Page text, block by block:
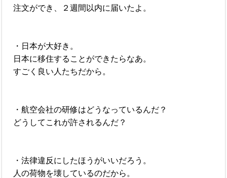
注文ができ、２週間以内に届いたよ。
・日本が大好き。
日本に移住することができたらなあ。
すごく良い人たちだから。
・航空会社の研修はどうなっているんだ？
どうしてこれが許されるんだ？
・法律違反にしたほうがいいだろう。
人の荷物を壊しているのだから。